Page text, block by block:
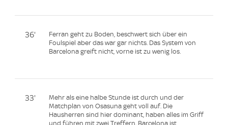
36'
Ferran geht zu Boden, beschwert sich über ein
Foulspiel aber das war gar nichts. Das System von
Barcelona greift nicht, vorne ist zu wenig los.
33'
Mehr als eine halbe Stunde ist durch und der
Matchplan von Osasuna geht voll auf. Die
Hausherren sind hier dominant, haben alles im Griff
und führen mit zwei Treffern. Barcelona ist